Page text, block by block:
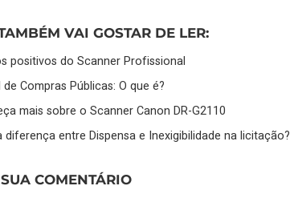
VAI GOSTAR DE LER:
positivos do Scanner Profissional
Compras Públicas: O que é?
mais sobre o Scanner Canon DR-G2110
diferença entre Dispensa e Inexigibilidade na licitação?
COMENTÁRIO